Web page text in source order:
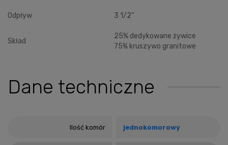
Odpływ 3 1/2''
Skład
25% dedykowane żywice
75% kruszywo granitowe
Dane techniczne
Ilość komór jednokomorowy